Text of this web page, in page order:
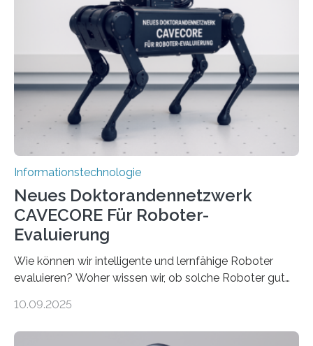
Prozessoren stoßen an ihre Grenzen: Sie verbrauchen
viel Energie, die Speicher- und Verarbeitungseinheiten
sind voneinander getrennt und die Datenübertragung
bremst komplexe Anwendungen aus. Da KI-Modelle
immer größer werden und riesige Datenmengen
verarbeiten müssen, steigt der Bedarf an neuen
Rechenarchitekturen. Neben Quantencomputern
rücken dabei insbesondere…
Informationstechnologie
Neues Doktorandennetzwerk
CAVECORE Für Roboter-
Evaluierung
Wie können wir intelligente und lernfähige Roboter
evaluieren? Woher wissen wir, ob solche Roboter gut
sich CAVECORE – ein neues Marie Skłodowska-Curie
10.09.2025